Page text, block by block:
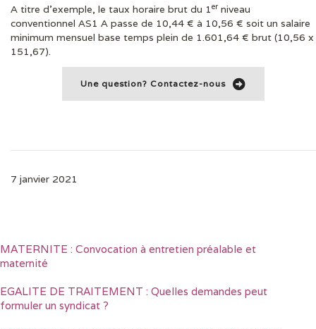
A titre d’exemple, le taux horaire brut du 1er niveau
conventionnel AS1 A passe de 10,44 € à 10,56 € soit un salaire
minimum mensuel base temps plein de 1.601,64 € brut (10,56 x
151,67).
Une question? Contactez-nous
7 janvier 2021
MATERNITE : Convocation à entretien préalable et
maternité
EGALITE DE TRAITEMENT : Quelles demandes peut
formuler un syndicat ?